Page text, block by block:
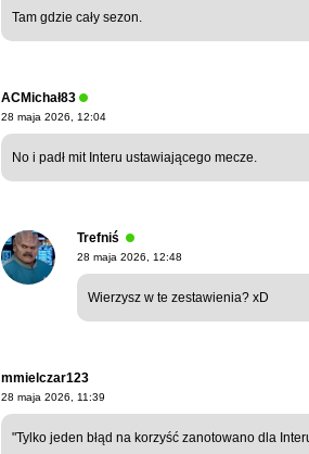
Tam gdzie cały sezon.
ACMichał83
28 maja 2026, 12:04
No i padł mit Interu ustawiającego mecze.
Trefniś
28 maja 2026, 12:48
Wierzysz w te zestawienia? xD
mmielczar123
28 maja 2026, 11:39
"Tylko jeden błąd na korzyść zanotowano dla